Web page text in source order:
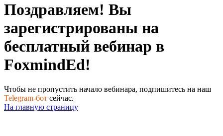
Поздравляем! Вы
зарегистрированы на
бесплатный вебинар в
FoxmindEd!
Чтобы не пропустить начало вебинара, подпишитесь на наш
Telegram-бот сейчас.
На главную страницу